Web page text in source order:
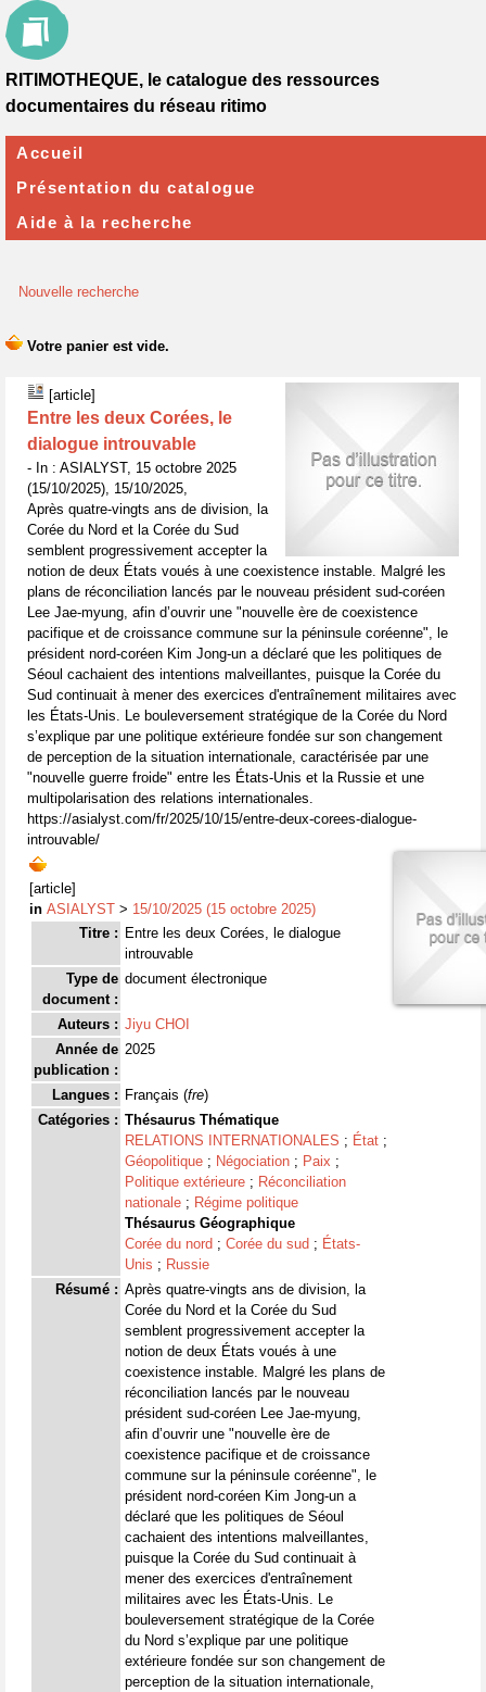
Nouvelle recherche
[article]
Entre les deux Corées, le
dialogue introuvable
- In : ASIALYST, 15 octobre 2025
(15/10/2025), 15/10/2025,
Après quatre-vingts ans de division, la
Corée du Nord et la Corée du Sud
semblent progressivement accepter la
notion de deux États voués à une coexistence instable. Malgré les
plans de réconciliation lancés par le nouveau président sud-coréen
Lee Jae-myung, afin d’ouvrir une "nouvelle ère de coexistence
pacifique et de croissance commune sur la péninsule coréenne", le
président nord-coréen Kim Jong-un a déclaré que les politiques de
Séoul cachaient des intentions malveillantes, puisque la Corée du
Sud continuait à mener des exercices d'entraînement militaires avec
les États-Unis. Le bouleversement stratégique de la Corée du Nord
s’explique par une politique extérieure fondée sur son changement
de perception de la situation internationale, caractérisée par une
"nouvelle guerre froide" entre les États-Unis et la Russie et une
multipolarisation des relations internationales.
https://asialyst.com/fr/2025/10/15/entre-deux-corees-dialogue-
introuvable/
[article]
in ASIALYST > 15/10/2025 (15 octobre 2025)
Titre : Entre les deux Corées, le dialogue
introuvable
Type de
document :
document électronique
Auteurs : Jiyu CHOI
Année de
publication :
2025
Langues : Français (fre)
Catégories : Thésaurus Thématique
RELATIONS INTERNATIONALES ; État ;
Géopolitique ; Négociation ; Paix ;
Politique extérieure ; Réconciliation
nationale ; Régime politique
Thésaurus Géographique
Corée du nord ; Corée du sud ; États-
Unis ; Russie
Résumé : Après quatre-vingts ans de division, la
Corée du Nord et la Corée du Sud
semblent progressivement accepter la
notion de deux États voués à une
coexistence instable. Malgré les plans de
réconciliation lancés par le nouveau
président sud-coréen Lee Jae-myung,
afin d’ouvrir une "nouvelle ère de
coexistence pacifique et de croissance
commune sur la péninsule coréenne", le
président nord-coréen Kim Jong-un a
déclaré que les politiques de Séoul
cachaient des intentions malveillantes,
puisque la Corée du Sud continuait à
mener des exercices d'entraînement
militaires avec les États-Unis. Le
bouleversement stratégique de la Corée
du Nord s’explique par une politique
extérieure fondée sur son changement de
perception de la situation internationale,
RITIMOTHEQUE, le catalogue des ressources
documentaires du réseau ritimo
Accueil
Présentation du catalogue
Aide à la recherche